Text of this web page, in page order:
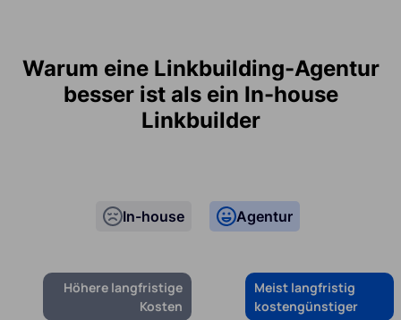
Warum eine Linkbuilding-Agentur
besser ist als ein In-house
Linkbuilder
In-house
Höhere langfristige
Kosten
Agentur
Meist langfristig
kostengünstiger